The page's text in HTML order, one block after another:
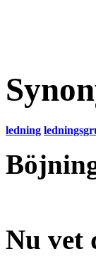
ledning
Nu vet